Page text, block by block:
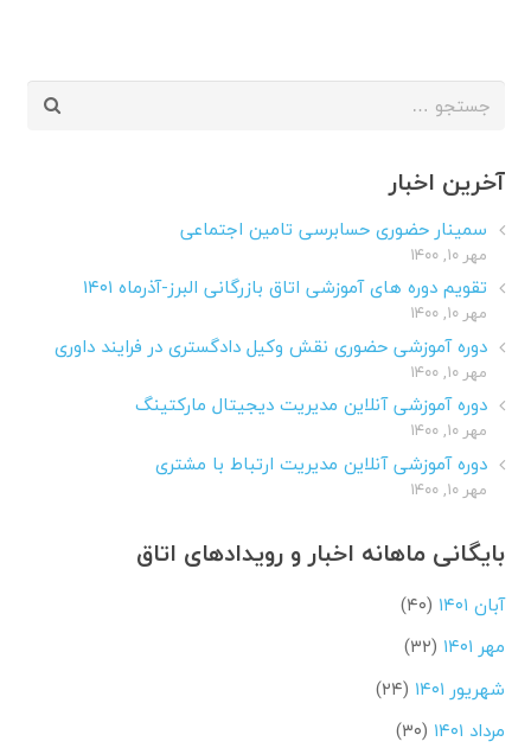
جستجو
آخرین اخبار
سمینار حضوری حسابرسی تامین اجتماعی
مهر ۱۰, ۱۴۰۰
تقویم دوره های آموزشی اتاق بازرگانی البرز-آذرماه ۱۴۰۱
مهر ۱۰, ۱۴۰۰
دوره آموزشی حضوری نقش وکیل دادگستری در فرایند داوری
مهر ۱۰, ۱۴۰۰
دوره آموزشی آنلاین مدیریت دیجیتال مارکتینگ
مهر ۱۰, ۱۴۰۰
دوره آموزشی آنلاین مدیریت ارتباط با مشتری
مهر ۱۰, ۱۴۰۰
بایگانی ماهانه اخبار و رویدادهای اتاق
آبان ۱۴۰۱
(۴۰)
مهر ۱۴۰۱
(۳۲)
شهریور ۱۴۰۱
(۲۴)
مرداد ۱۴۰۱
(۳۰)